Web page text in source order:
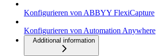
Konfigurieren von ABBYY FlexiCapture
Konfigurieren von Automation Anywhere
Additional information